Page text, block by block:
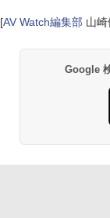
[AV Watch編集部 山
Google